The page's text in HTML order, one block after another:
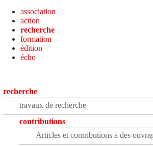
association
action
recherche
formation
édition
écho
recherche
travaux de recherche
contributions
Articles et contributions à des